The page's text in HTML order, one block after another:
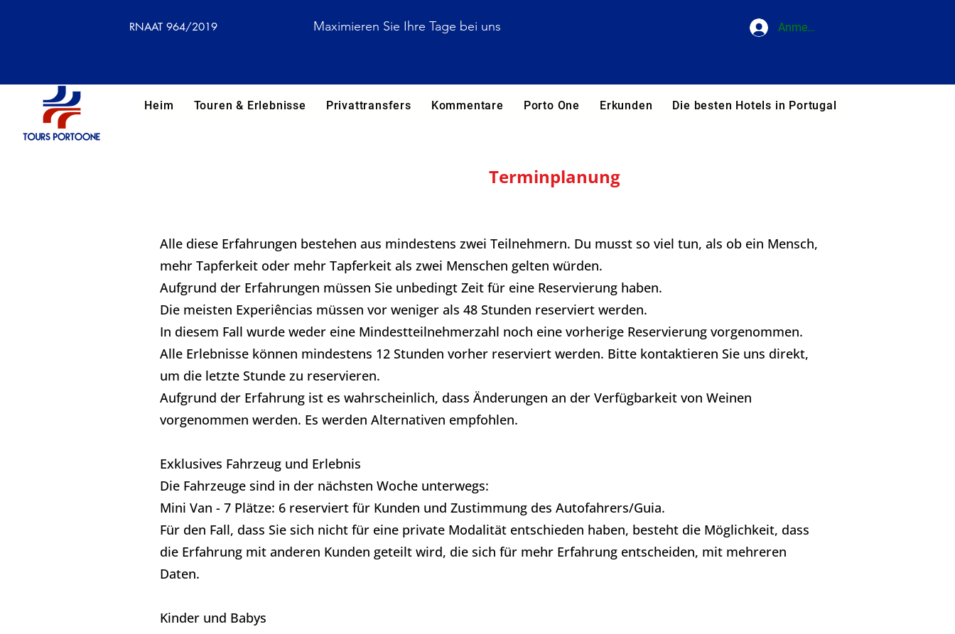
RNAAT 964/2019 Maximieren Sie Ihre Tage bei uns Anmelden
Heim Touren & Erlebnisse Privattransfers Kommentare Porto One Erkunden Die besten Hotels in Portugal
Terminplanung​
Alle diese Erfahrungen bestehen aus mindestens zwei Teilnehmern. Du musst so viel tun, als ob ein Mensch,
mehr Tapferkeit oder mehr Tapferkeit als zwei Menschen gelten würden.
Aufgrund der Erfahrungen müssen Sie unbedingt Zeit für eine Reservierung haben.
Die meisten Experiências müssen vor weniger als 48 Stunden reserviert werden.
In diesem Fall wurde weder eine Mindestteilnehmerzahl noch eine vorherige Reservierung vorgenommen.
Alle Erlebnisse können mindestens 12 Stunden vorher reserviert werden. Bitte kontaktieren Sie uns direkt,
um die letzte Stunde zu reservieren.
Aufgrund der Erfahrung ist es wahrscheinlich, dass Änderungen an der Verfügbarkeit von Weinen
vorgenommen werden. Es werden Alternativen empfohlen.
Exklusives Fahrzeug und Erlebnis
Die Fahrzeuge sind in der nächsten Woche unterwegs:
Mini Van - 7 Plätze: 6 reserviert für Kunden und Zustimmung des Autofahrers/Guia.
Für den Fall, dass Sie sich nicht für eine private Modalität entschieden haben, besteht die Möglichkeit, dass
die Erfahrung mit anderen Kunden geteilt wird, die sich für mehr Erfahrung entscheiden, mit mehreren
Daten.
Kinder und Babys